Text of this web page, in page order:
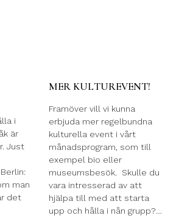
i
är
Just
man
det
MER KULTUREVENT!
Framöver vill vi kunna
erbjuda mer regelbundna
kulturella event i vårt
månadsprogram, som till
exempel bio eller
museumsbesök. Skulle du
vara intresserad av att
hjälpa till med att starta
upp och hålla i nån grupp?…